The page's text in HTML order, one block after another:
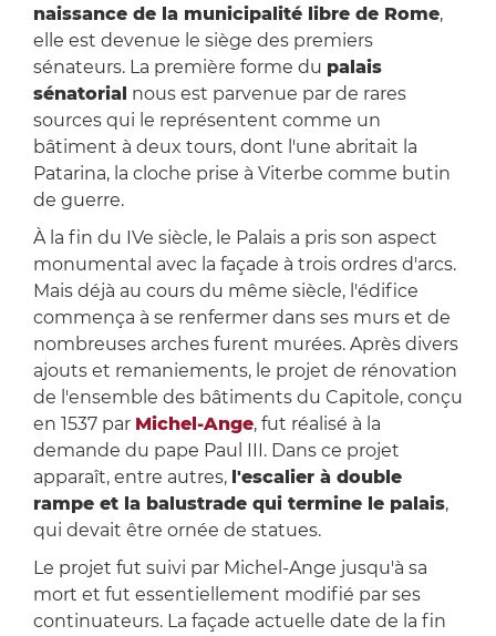
naissance de la municipalité libre de Rome,
elle est devenue le siège des premiers
sénateurs. La première forme du palais
sénatorial nous est parvenue par de rares
sources qui le représentent comme un
bâtiment à deux tours, dont l'une abritait la
Patarina, la cloche prise à Viterbe comme butin
de guerre.
À la fin du IVe siècle, le Palais a pris son aspect
monumental avec la façade à trois ordres d'arcs.
Mais déjà au cours du même siècle, l'édifice
commença à se renfermer dans ses murs et de
nombreuses arches furent murées. Après divers
ajouts et remaniements, le projet de rénovation
de l'ensemble des bâtiments du Capitole, conçu
en 1537 par Michel-Ange, fut réalisé à la
demande du pape Paul III. Dans ce projet
apparaît, entre autres, l'escalier à double
rampe et la balustrade qui termine le palais,
qui devait être ornée de statues.
Le projet fut suivi par Michel-Ange jusqu'à sa
mort et fut essentiellement modifié par ses
continuateurs. La façade actuelle date de la fin